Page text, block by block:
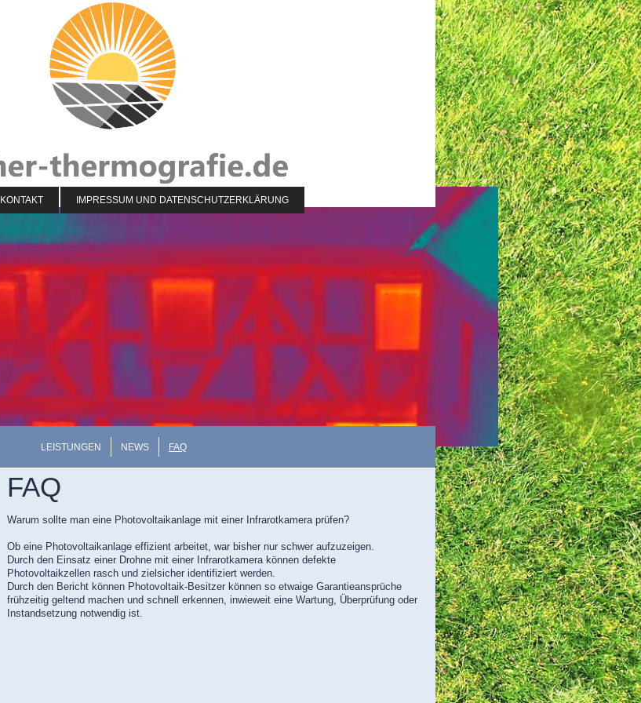
KONTAKT IMPRESSUM UND DATENSCHUTZERKLÄRUNG
LEISTUNGEN NEWS FAQ
FAQ
Warum sollte man eine Photovoltaikanlage mit einer Infrarotkamera prüfen?
Ob eine Photovoltaikanlage effizient arbeitet, war bisher nur schwer aufzuzeigen.
Durch den Einsatz einer Drohne mit einer Infrarotkamera können defekte
Photovoltaikzellen rasch und zielsicher identifiziert werden.
Durch den Bericht können Photovoltaik-Besitzer können so etwaige Garantieansprüche
frühzeitig geltend machen und schnell erkennen, inwieweit eine Wartung, Überprüfung oder
Instandsetzung notwendig ist.